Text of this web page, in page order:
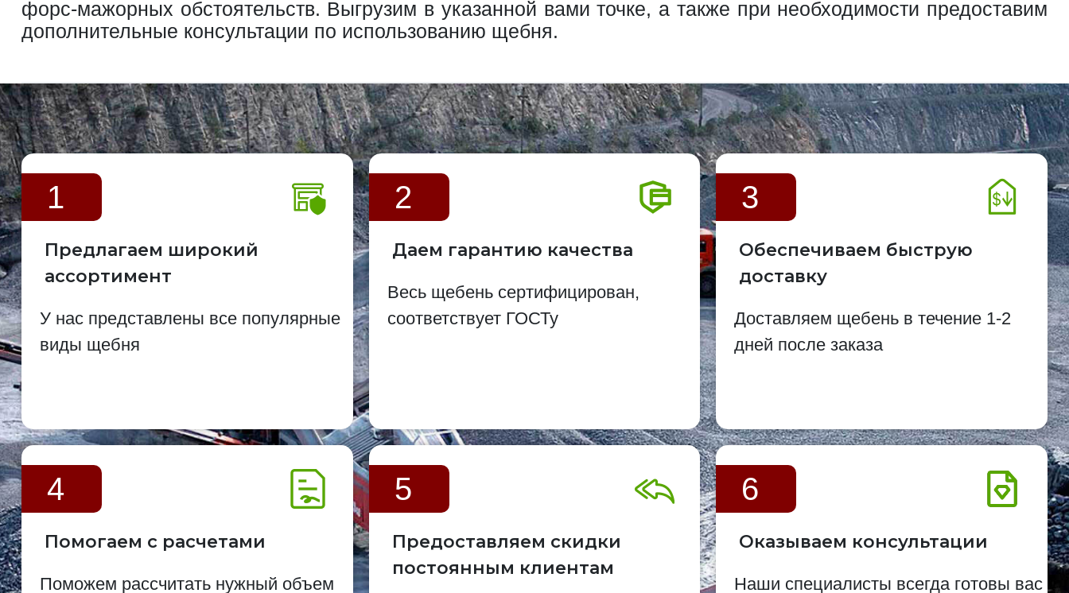
форс-мажорных обстоятельств. Выгрузим в указанной вами точке, а также при необходимости предоставим
дополнительные консультации по использованию щебня.
1
Предлагаем широкий
ассортимент
У нас представлены все популярные
виды щебня
2
Даем гарантию качества
Весь щебень сертифицирован,
соответствует ГОСТу
3
Обеспечиваем быструю
доставку
Доставляем щебень в течение 1-2
дней после заказа
4
Помогаем с расчетами
Поможем рассчитать нужный объем
5
Предоставляем скидки
постоянным клиентам
6
Оказываем консультации
Наши специалисты всегда готовы вас